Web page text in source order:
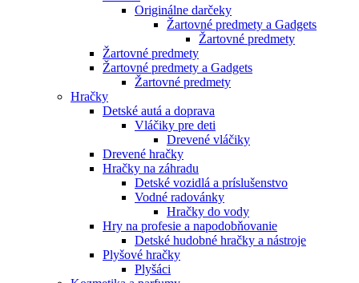
Originálne darčeky
Žartovné predmety a Gadgets
Žartovné predmety
Žartovné predmety
Žartovné predmety a Gadgets
Žartovné predmety
Hračky
Detské autá a doprava
Vláčiky pre deti
Drevené vláčiky
Drevené hračky
Hračky na záhradu
Detské vozidlá a príslušenstvo
Vodné radovánky
Hračky do vody
Hry na profesie a napodobňovanie
Detské hudobné hračky a nástroje
Plyšové hračky
Plyšáci